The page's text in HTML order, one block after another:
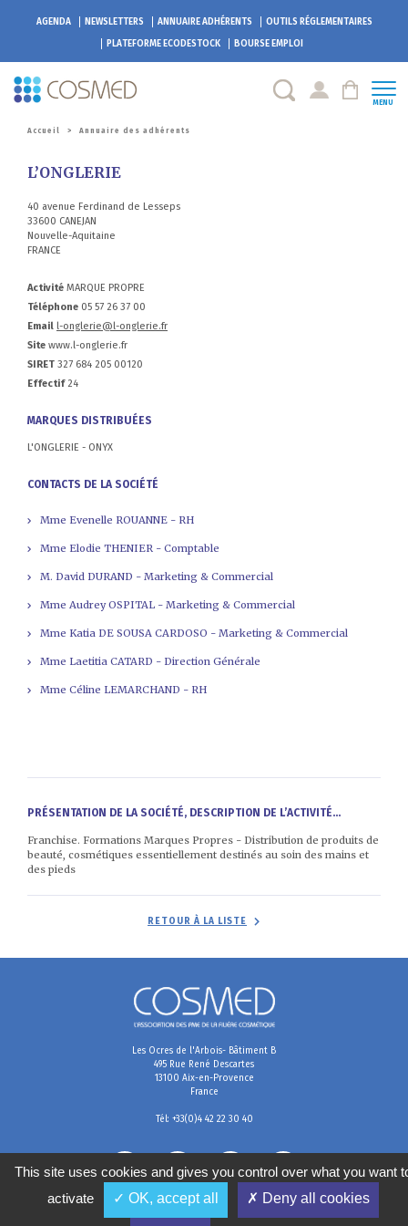
AGENDA NEWSLETTERS ANNUAIRE ADHÉRENTS
OUTILS RÉGLEMENTAIRES
PLATEFORMEECODESTOCK BOURSE EMPLOI
MENU
Accueil > Annuaire des adhérents
L’ONGLERIE
40 avenue Ferdinand de Lesseps
33600 CANEJAN
Nouvelle-Aquitaine
FRANCE
Activité MARQUE PROPRE
Téléphone 05 57 26 37 00
Email l-onglerie@l-onglerie.fr
Site www.l-onglerie.fr
SIRET 327 684 205 00120
Effectif24
MARQUES DISTRIBUÉES
L'ONGLERIE - ONYX
CONTACTS DE LA SOCIÉTÉ
Mme Evenelle ROUANNE - RH
Mme Elodie THENIER - Comptable
M. David DURAND - Marketing & Commercial
Mme Audrey OSPITAL - Marketing & Commercial
Mme Katia DE SOUSA CARDOSO - Marketing & Commercial
Mme Laetitia CATARD - Direction Générale
Mme Céline LEMARCHAND - RH
PRÉSENTATION DE LA SOCIÉTÉ, DESCRIPTION DE L’ACTIVITÉ...
Franchise. Formations Marques Propres - Distribution de produits de
beauté, cosmétiques essentiellement destinés au soin des mains et
des pieds
RETOUR À LA LISTE
Les Ocres de l'Arbois- Bâtiment B
495 Rue René Descartes
13100 Aix-en-Provence
France
Tél: +33(0)4 42 22 30 40
This site uses cookies and gives you control over what you want
activate
✓ OK, accept all ✗ Deny all cookies